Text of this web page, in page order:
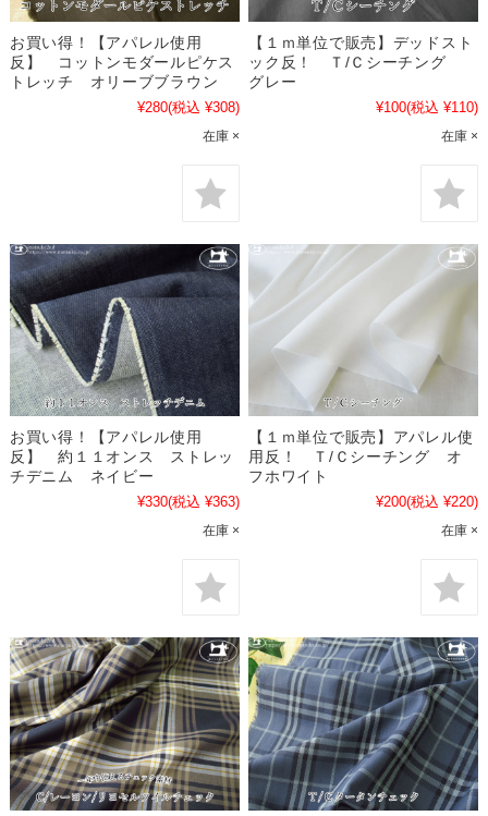
お買い得！【アパレル使用
反】 コットンモダールピケス
トレッチ オリーブブラウン
¥280(税込 ¥308)
在庫 ×
【１ｍ単位で販売】デッドスト
ック反！ Ｔ/Ｃシーチング
グレー
¥100(税込 ¥110)
在庫 ×
お買い得！【アパレル使用
反】 約１１オンス ストレッ
チデニム ネイビー
¥330(税込 ¥363)
在庫 ×
【１ｍ単位で販売】アパレル使
用反！ Ｔ/Ｃシーチング オ
フホワイト
¥200(税込 ¥220)
在庫 ×